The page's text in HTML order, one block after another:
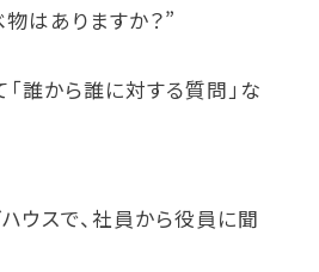
はありますか？”
誰から誰に対する質問」な
ウスで、社員から役員に聞